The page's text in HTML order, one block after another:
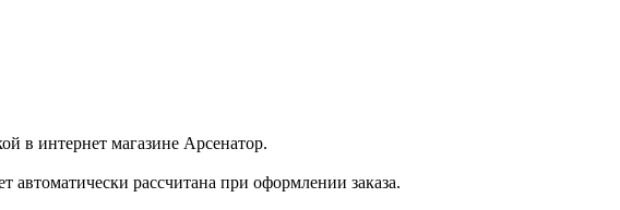
в интернет магазине Арсенатор.
автоматически рассчитана при оформлении заказа.